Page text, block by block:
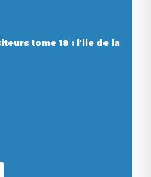
tome 18 : l'ile de la